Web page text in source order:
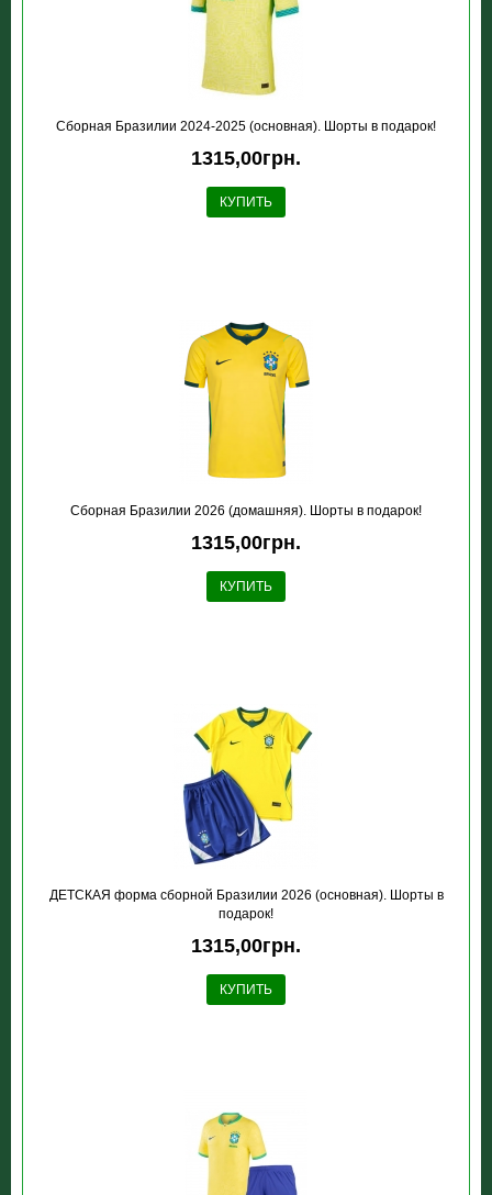
Сборная Бразилии 2024-2025 (основная). Шорты в подарок!
1315,00грн.
КУПИТЬ
Сборная Бразилии 2026 (домашняя). Шорты в подарок!
1315,00грн.
КУПИТЬ
ДЕТСКАЯ форма сборной Бразилии 2026 (основная). Шорты в
подарок!
1315,00грн.
КУПИТЬ